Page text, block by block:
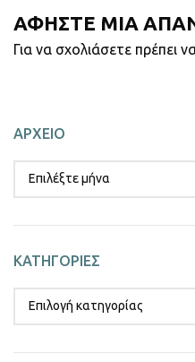
ΑΦΗΣΤΕ ΜΙΑ
Για να σχολιάσετε πρέπει
ΑΡΧΕΙΟ
ΚΑΤΗΓΟΡΙΕΣ